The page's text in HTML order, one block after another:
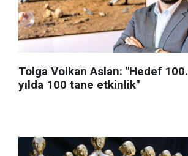
Tolga Volkan Aslan: "Hedef 100.
yılda 100 tane etkinlik"